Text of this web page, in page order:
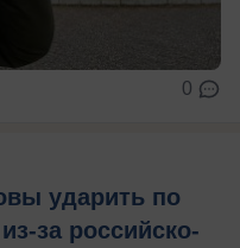
0
ударить по
за российско-